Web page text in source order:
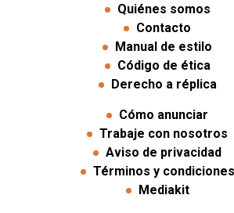
Quiénes somos
Contacto
Manual de estilo
Código de ética
Derecho a réplica
Cómo anunciar
Trabaje con nosotros
Aviso de privacidad
Términos y condiciones
Mediakit